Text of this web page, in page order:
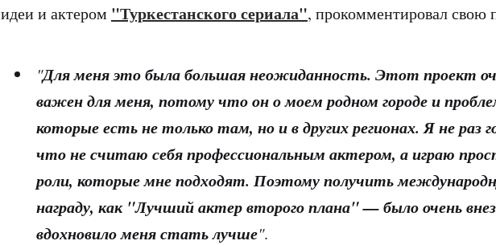
идеи и актером "Туркестанского сериала", прокомментировал свою
"Для меня это была большая неожиданность. Этот проект
важен для меня, потому что он о моем родном городе и
которые есть не только там, но и в других регионах. Я не раз
чтоне считаю себя профессиональным актером, а играю
роли, которые мне подходят. Поэтому получить
награду, как "Лучший актер второго плана" — было очень
вдохновило меня стать лучше".